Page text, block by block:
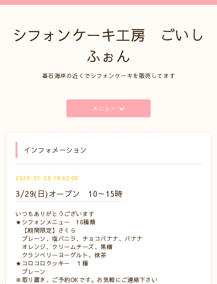
シフォンケーキ工房 ごいし
ふぉん
碁石海岸の近くでシフォンケーキを販売してます
メニュー
インフォメーション
2020-03-28 18:42:00
3/29(日)オープン 10～15時
いつもありがとうございます
★シフォンメニュー 10種類
【期間限定】さくら
プレーン、塩バニラ、チョコバナナ、バナナ
オレンジ、クリームチーズ、黒糖
クランベリーヨーグルト、抹茶
★コロコロクッキー １種
プレーン
※取り置き、ご予約OKです。お気軽にご連絡下さい